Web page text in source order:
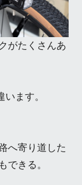
がたくさんあ
ます。
へ寄り道した
できる。